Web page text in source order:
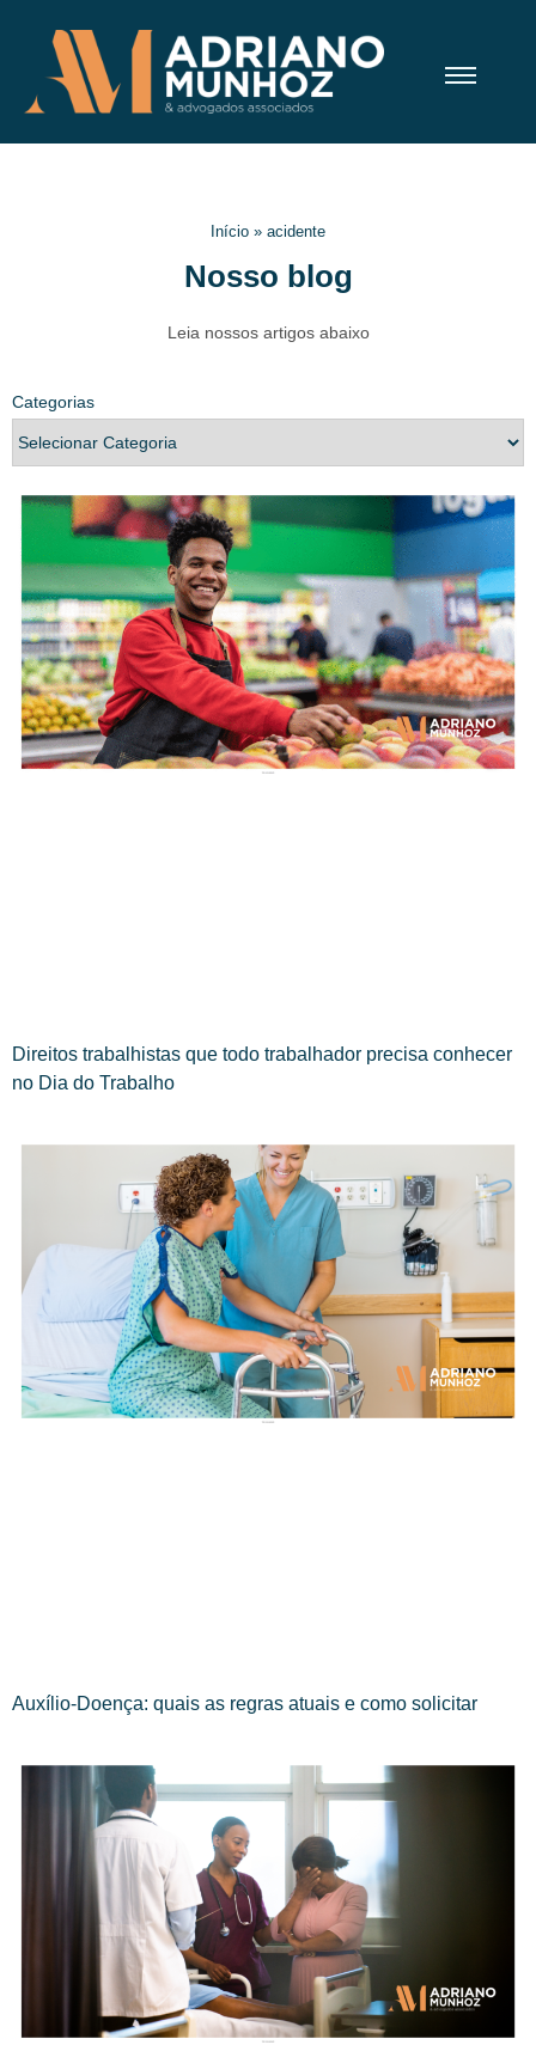
Início » acidente
Nosso blog
Leia nossos artigos abaixo
Categorias
Direitos trabalhistas que todo trabalhador precisa conhecer
no Dia do Trabalho
Auxílio-Doença: quais as regras atuais e como solicitar